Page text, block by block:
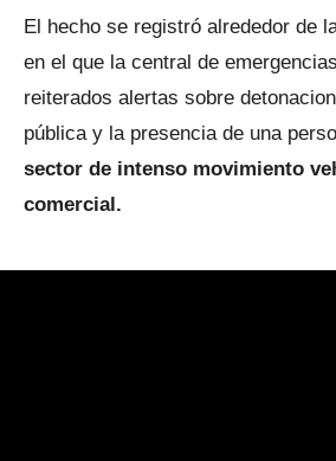
El hecho se registró alrededor de
en el que la central de
reiterados alertas sobre
pública y la presencia de una
sector de intenso movimiento
comercial.